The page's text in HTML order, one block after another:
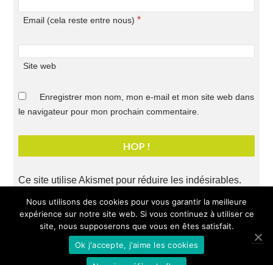
Email (cela reste entre nous) *
Site web
Enregistrer mon nom, mon e-mail et mon site web dans
le navigateur pour mon prochain commentaire.
Ce site utilise Akismet pour réduire les indésirables.
commentaires sont utilisées
.
- Tous droits réservés Chloé Allard
Nous utilisons des cookies pour vous garantir la meilleure
expérience sur notre site web. Si vous continuez à utiliser ce
site, nous supposerons que vous en êtes satisfait.
Ok j'accepte, j'aime les cookies